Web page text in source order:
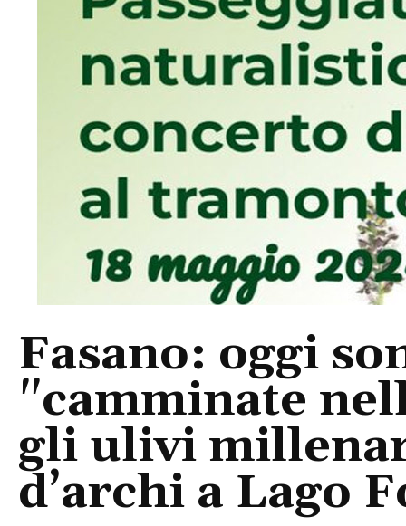
Fasano: oggi
"camminate
gli ulivi
d’archi a Lago